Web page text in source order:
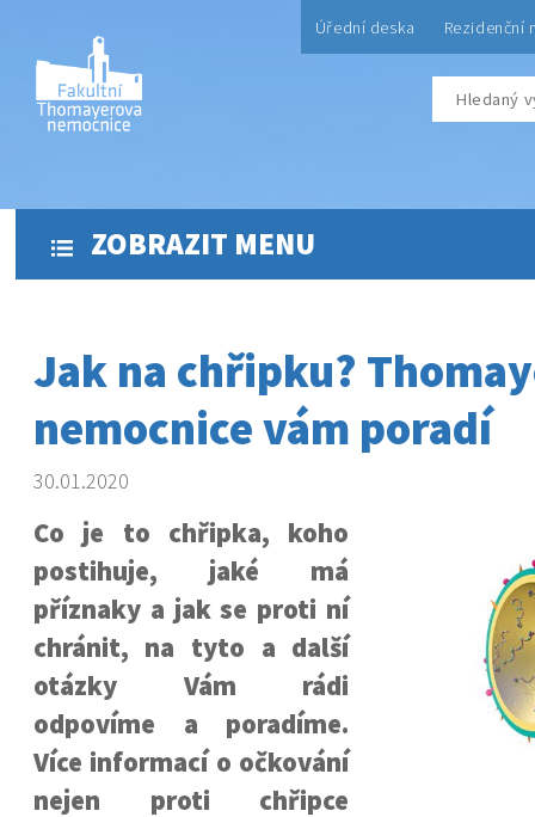
Úřední deska Rezidenční
ZOBRAZIT MENU
Jak na chřipku?
nemocnice vám poradí
30.01.2020
Co je to chřipka, koho
postihuje, jaké má
příznaky a jak se proti ní
chránit, na tyto a další
otázky Vám rádi
odpovíme a poradíme.
Více informací o očkování
nejen proti chřipce